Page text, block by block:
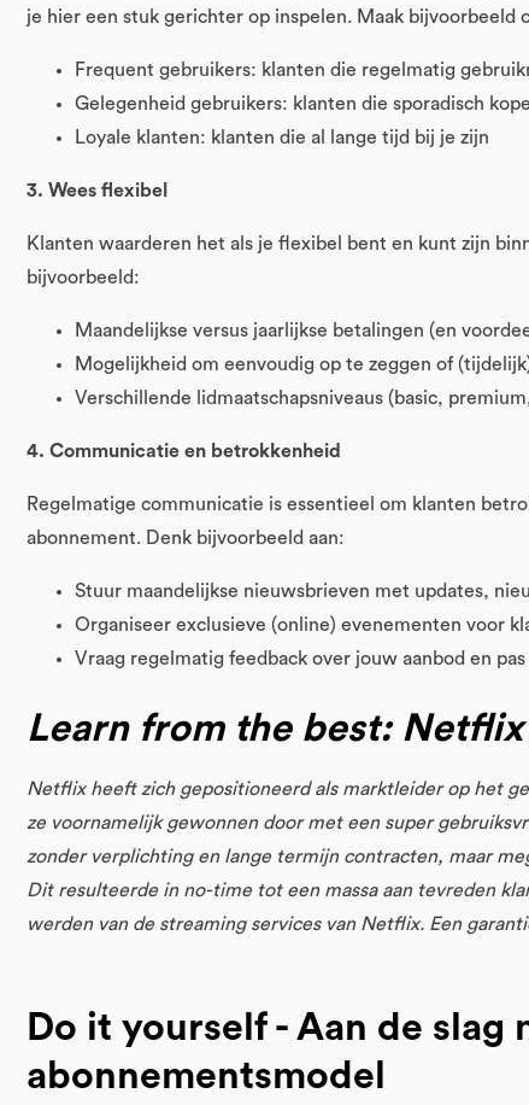
je hier een stuk gerichter op inspelen. Maak bijvoorbeeld
Frequent gebruikers: klanten die regelmatig
Gelegenheid gebruikers: klanten die sporadisch
Loyale klanten: klanten die al lange tijd bij je zijn
3. Wees flexibel
Klanten waarderen het als je flexibel bent en kunt zijn
bijvoorbeeld:
Maandelijkse versus jaarlijkse betalingen (en
Mogelijkheid om eenvoudig op te zeggen of
Verschillende lidmaatschapsniveaus (basic,
4. Communicatie en betrokkenheid
Regelmatige communicatie is essentieel om klanten
abonnement. Denk bijvoorbeeld aan:
Stuur maandelijkse nieuwsbrieven met updates,
Organiseer exclusieve (online) evenementen voor
Vraag regelmatig feedback over jouw aanbod en
Learn from the best: Netflix
Netflix heeft zich gepositioneerd als marktleider op het
ze voornamelijk gewonnen door met een super
zonder verplichting en lange termijn contracten, maar
Dit resulteerde in no-time tot een massa aan tevreden
werden van de streaming services van Netflix. Een
Do it yourself - Aan de slag
abonnementsmodel